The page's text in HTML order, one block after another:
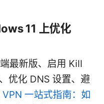
11 上优化
最新版、启用 Kill
优化 DNS 设置、避
一站式指南：如